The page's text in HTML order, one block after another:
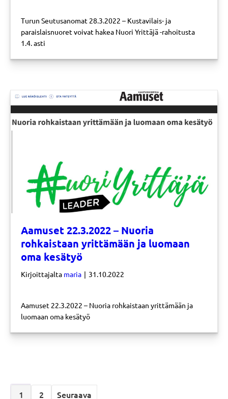
Turun Seutusanomat 28.3.2022 – Kustavilais- ja
paraislaisnuoret voivat hakea Nuori Yrittäjä -rahoitusta
1.4. asti
Aamuset 22.3.2022 – Nuoria
rohkaistaan yrittämään ja luomaan
oma kesätyö
Kirjoittajalta maria | 31.10.2022
Aamuset 22.3.2022 – Nuoria rohkaistaan yrittämään ja
luomaan oma kesätyö
1 2 Seuraava